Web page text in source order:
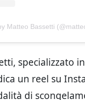
Matteo Bassetti
specializzato
un reel su
di